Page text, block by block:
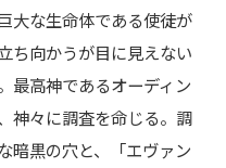
大な生命体である使徒が
ち向かうが目に見えない
最高神であるオーディン
神々に調査を命じる。調
暗黒の穴と、「エヴァン